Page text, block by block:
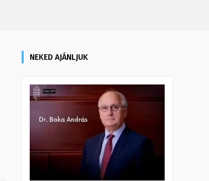
NEKED AJÁNLJUK